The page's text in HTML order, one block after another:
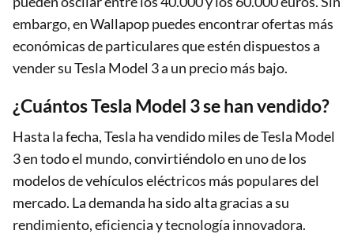
embargo, en Wallapop puedes encontrar ofertas más
económicas de particulares que estén dispuestos a
vender su Tesla Model 3 a un precio más bajo.
¿Cuántos Tesla Model 3 se han vendido?
Hasta la fecha, Tesla ha vendido miles de Tesla Model
3 en todo el mundo, convirtiéndolo en uno de los
modelos de vehículos eléctricos más populares del
mercado. La demanda ha sido alta gracias a su
rendimiento, eficiencia y tecnología innovadora.